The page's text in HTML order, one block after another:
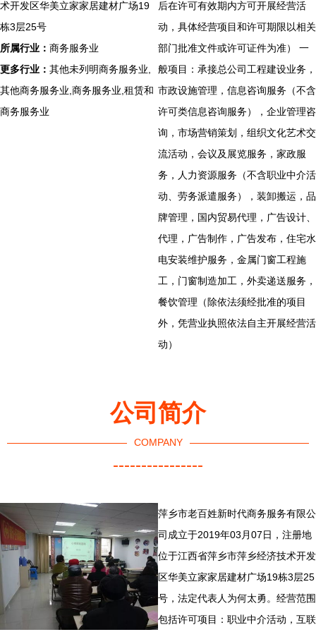
术开发区华美立家家居建材广场19
栋3层25号
所属行业： 商务服务业
更多行业： 其他未列明商务服务业,
其他商务服务业,商务服务业,租赁和
商务服务业
后在许可有效期内方可开展经营活
动，具体经营项目和许可期限以相关
部门批准文件或许可证件为准） 一
般项目：承接总公司工程建设业务，
市政设施管理，信息咨询服务（不含
许可类信息咨询服务），企业管理咨
询，市场营销策划，组织文化艺术交
流活动，会议及展览服务，家政服
务，人力资源服务（不含职业中介活
动、劳务派遣服务），装卸搬运，品
牌管理，国内贸易代理，广告设计、
代理，广告制作，广告发布，住宅水
电安装维护服务，金属门窗工程施
工，门窗制造加工，外卖递送服务，
餐饮管理（除依法须经批准的项目
外，凭营业执照依法自主开展经营活
动）
公司简介
COMPANY
----------------
萍乡市老百姓新时代商务服务有限公
司成立于2019年03月07日，注册地
位于江西省萍乡市萍乡经济技术开发
区华美立家家居建材广场19栋3层25
号，法定代表人为何太勇。经营范围
包括许可项目：职业中介活动，互联